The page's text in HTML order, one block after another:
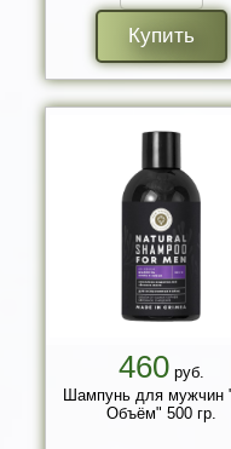
Купить
460руб.
Шампунь для мужчин
Объём" 500 гр.